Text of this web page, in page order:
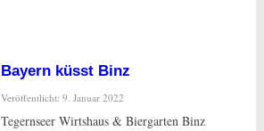
Bayern küsst Binz
Veröffentlicht: 9. Januar 2022
Tegernseer Wirtshaus & Biergarten Binz